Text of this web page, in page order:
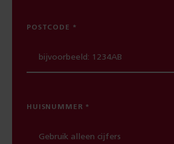
POSTCODE
HUISNUMMER